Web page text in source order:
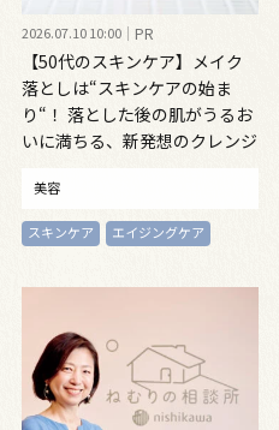
2026.07.10 10:00 PR
【50代のスキンケア】メイク
落としは“スキンケアの始ま
り“！ 落とした後の肌がうるお
いに満ちる、新発想のクレンジ
美容
スキンケア エイジングケア